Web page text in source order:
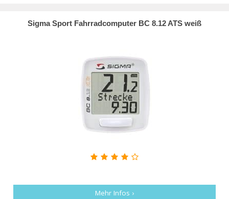
Sigma Sport Fahrradcomputer BC 8.12 ATS weiß
Mehr Infos ›